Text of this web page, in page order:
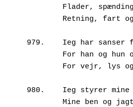
Flader,
Retning,
979.	Ieg har
For han og
For vejr,
980.	Ieg styrer
Mine ben og